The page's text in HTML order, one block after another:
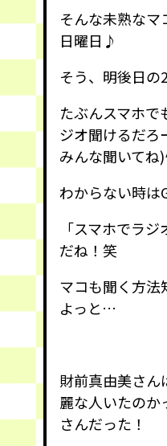
そんな未熟な
日曜日♪
そう、明後日
たぶんスマホで
ジオ聞けるだろ
みんな聞いてね
わからない時は
「スマホでラ
だね！笑
マコも聞く方法
よっと…
財前真由美さん
麗な人いたのか
さんだった！